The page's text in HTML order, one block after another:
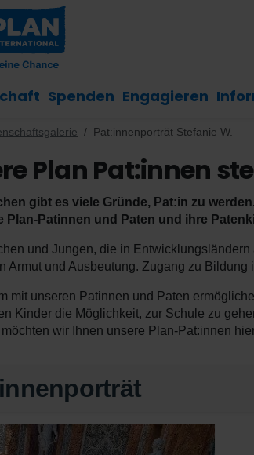
Spenden Engagieren
Pat:innenporträt Stefanie W.
Plan Pat:innen
gibt es viele Gründe, Pat:in zu
Plan-Patinnen und Paten und ihre
und Jungen, die in
Armut und Ausbeutung. Zugang zu
mit unseren Patinnen und Paten
Kinder die Möglichkeit, zur Schule zu
wir Ihnen unsere Plan-Pat:innen